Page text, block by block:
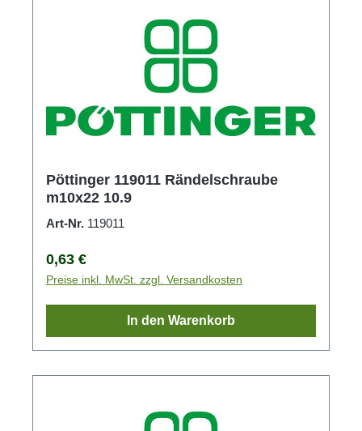
Pöttinger 119011 Rändelschraube
m10x22 10.9
Art-Nr. 119011
Regulärer Preis:
0,63 €
Preise inkl. MwSt. zzgl. Versandkosten
In den Warenkorb